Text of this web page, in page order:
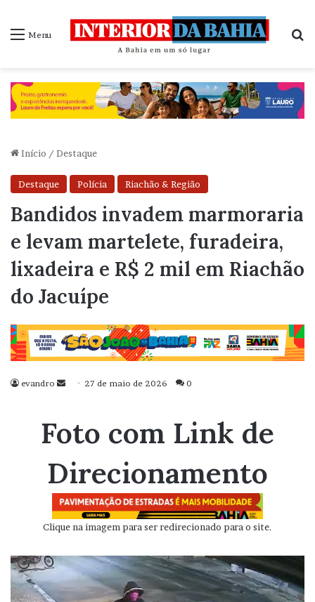
Menu
Início / Destaque
Destaque Polícia Riachão & Região
Bandidos invadem marmoraria
e levam martelete, furadeira,
lixadeira e R$ 2 mil em Riachão
do Jacuípe
evandro
Mande
mail
27 de maio de 2026 0
Foto com Link de
Direcionamento
Clique na imagem para ser redirecionado para o site.